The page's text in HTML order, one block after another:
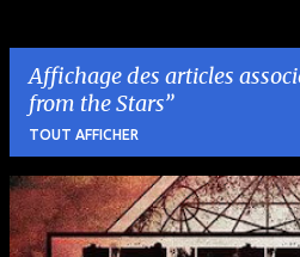
Affichage des articles
from the Stars
TOUT AFFICHER
A